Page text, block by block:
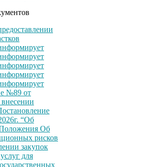
№89 от
“Об
Об
рисков
закупок
для